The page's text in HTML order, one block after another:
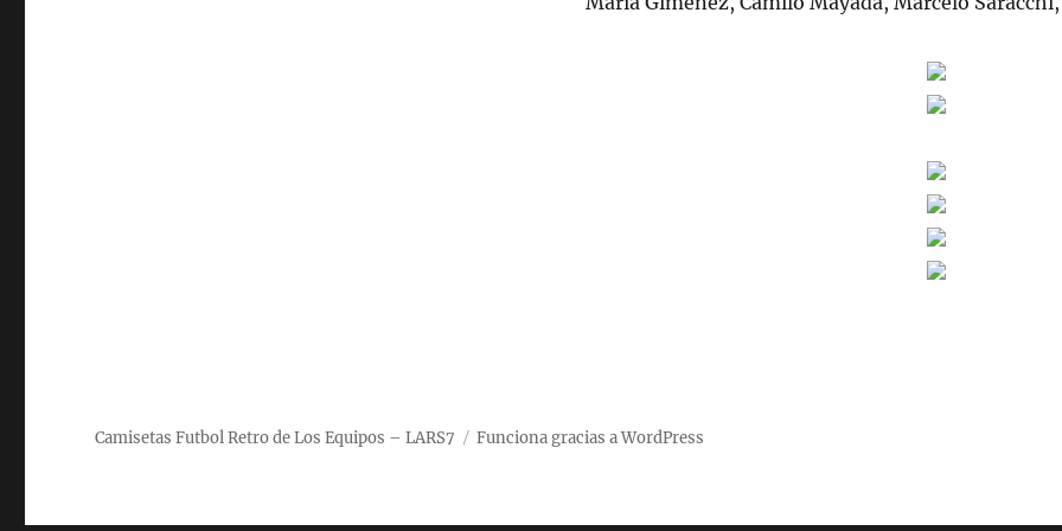
Camisetas Futbol Retro de Los Equipos – LARS7 Funciona gracias a WordPress